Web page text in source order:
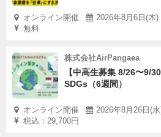
オンライン開催
2026年8月6日(木
無料
株式会社AirPangaea
【中高生募集 8/26〜9/
SDGs（6週間）
オンライン開催
2026年8月26日(
税込：29,700円